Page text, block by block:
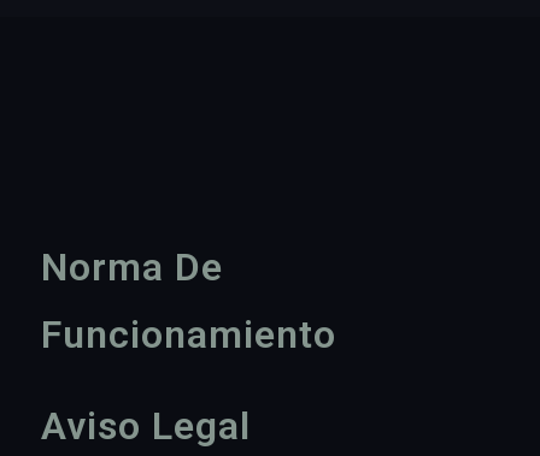
Norma De
Funcionamiento
Aviso Legal